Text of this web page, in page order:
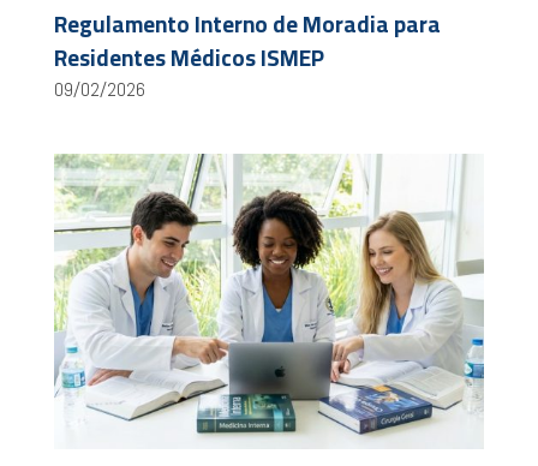
Regulamento Interno de Moradia para
Residentes Médicos ISMEP
09/02/2026